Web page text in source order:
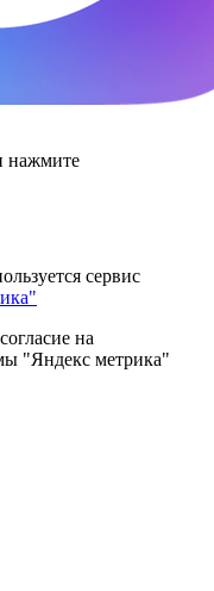
нажмите
сервис
на
"Яндекс метрика"